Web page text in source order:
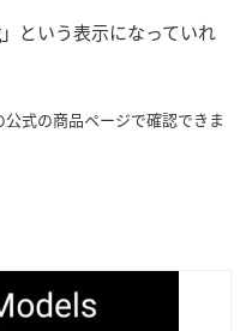
という表示になっていれ
式の商品ページで確認できま